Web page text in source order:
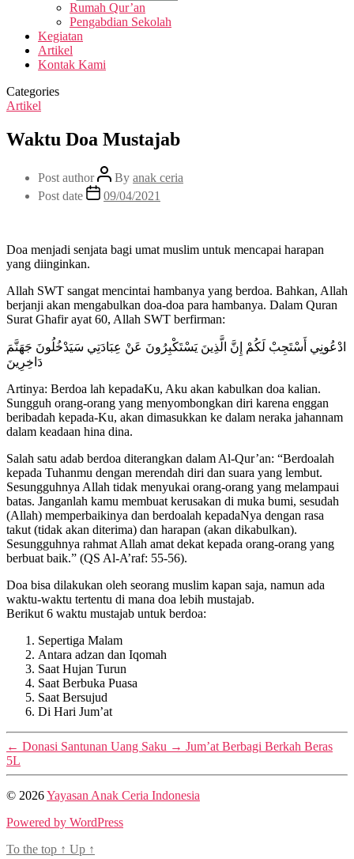
Rumah Qur’an
Pengabdian Sekolah
Kegiatan
Artikel
Kontak Kami
Categories
Artikel
Waktu Doa Mustajab
Post author By anak ceria
Post date
09/04/2021
Doa menjadi senjata bagi umat muslim untuk mencapai harapan
yang diinginkan.
Allah SWT sangat mencintai hambanya yang berdoa. Bahkan, Allah
berjanji akan mengabulkan doa-doa para hambanya. Dalam Quran
Surat Ghafir ayat 60, Allah SWT berfirman:
ادْعُونِي أَسْتَجِبْ لَكُمْ إِنَّ الَّذِينَ يَسْتَكْبِرُونَ عَنْ عِبَادَتِي سَيَدْخُلُونَ جَهَنَّمَ
دَاخِرِينَ
Artinya: Berdoa lah kepadaKu, Aku akan kabulkan doa kalian.
Sungguh orang-orang yang menyombongkan diri karena enggan
beribadah kepada-Ku, akan dimasukkan ke dalam neraka jahannam
dalam keadaan hina dina.
Salah satu adab berdoa diterangkan dalam Al-Qur’an: “Berdoalah
kepada Tuhanmu dengan merendah diri dan suara yang lembut.
Sesungguhnya Allah tidak menyukai orang-orang yang melampaui
batas. Janganlah kamu membuat kerusakan di muka bumi, sesudah
(Allah) memperbaikinya dan berdoalah kepadaNya dengan rasa
takut (tidak akan diterima) dan harapan (akan dikabulkan).
Sesungguhnya rahmat Allah amat dekat kepada orang-orang yang
berbuat baik.” (QS Al-A’raf: 55-56).
Doa bisa dilakukan oleh seorang muslim kapan saja, namun ada
waktu-waktu tertentu di mana doa lebih mustajab.
Berikut 6 waktu mustajab untuk berdoa:
Sepertiga Malam
Antara adzan dan Iqomah
Saat Hujan Turun
Saat Berbuka Puasa
Saat Bersujud
Di Hari Jum’at
← Donasi Santunan Uang Saku → Jum’at Berbagi Berkah Beras
5L
© 2026Yayasan Anak Ceria Indonesia
Powered by WordPress
To the top ↑ Up ↑